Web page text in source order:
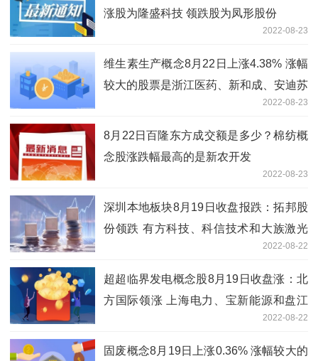
涨股为隆盛科技 领跌股为凤形股份
2022-08-23
维生素生产概念8月22日上涨4.38% 涨幅
较大的股票是浙江医药、新和成、安迪苏
2022-08-23
8月22日百隆东方成交额是多少？棉纺概
念股涨跌幅最高的是新农开发
2022-08-23
深圳本地板块8月19日收盘报跌：拓邦股
份领跌 有方科技、科信技术和大族激光
2022-08-22
超超临界发电概念股8月19日收盘涨：北
方国际领涨 上海电力、宝新能源和盘江
2022-08-22
固废概念8月19日上涨0.36% 涨幅较大的